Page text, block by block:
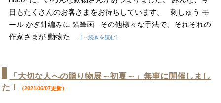
日もたくさんのお客さまをお待ちしています。 刺しゅう モ
ール かぎ針編みに 鉛筆画 その他様々な手法で、それぞれの
作家さまが 動物た
［‥続きを読む］
「大切な人への贈り物展～初夏～」無事に開催しまし
た！
（2021/06/07更新）